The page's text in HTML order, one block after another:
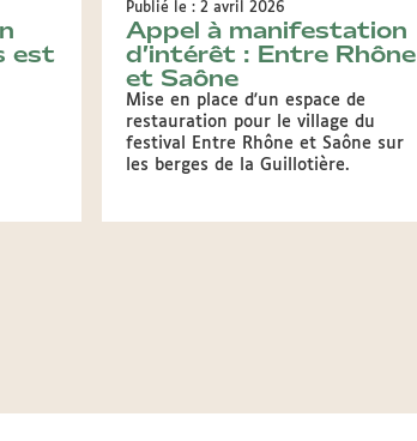
est
Publié le : 2 avril 2026
Appel à manifestation
d’intérêt : Entre Rhône
et Saône
Mise en place d'un espace de
restauration pour le village du
festival Entre Rhône et Saône sur
les berges de la Guillotière.